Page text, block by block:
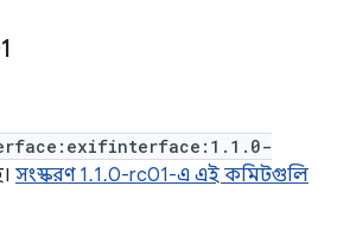
সংস্করণ 1.1.0-rc01-এ এই কমিটগুলি